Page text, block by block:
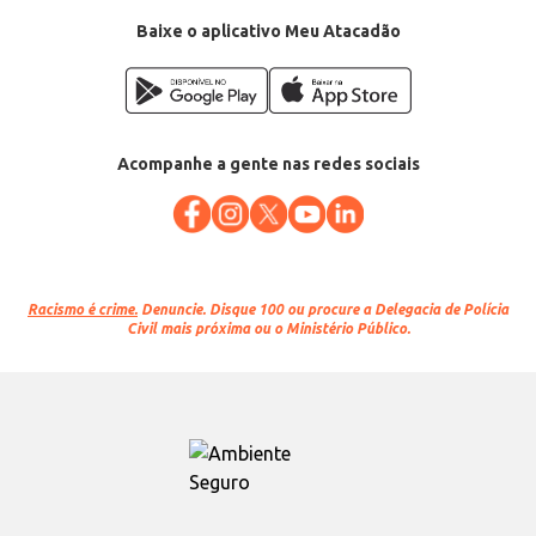
Baixe o aplicativo Meu Atacadão
Acompanhe a gente nas redes sociais
Racismo é crime. Denuncie. Disque 100 ou procure a Delegacia de Polícia
Civil mais próxima ou o Ministério Público.